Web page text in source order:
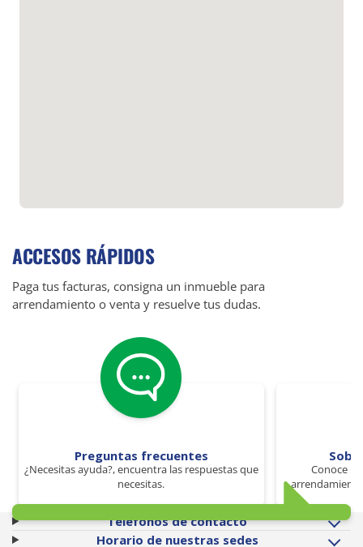
ACCESOS RÁPIDOS
Paga tus facturas, consigna un inmueble para
arrendamiento o venta y resuelve tus dudas.
Preguntas frecuentes
¿Necesitas ayuda?, encuentra las respuestas que
necesitas.
Conoce
Teléfonos de contacto
Horario de nuestras sedes